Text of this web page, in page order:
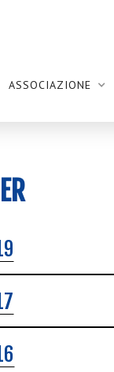
ASSOCIAZIONE